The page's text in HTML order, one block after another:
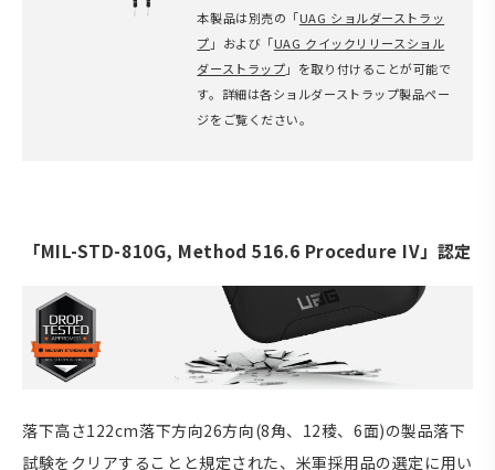
本製品は別売の「UAG ショルダーストラッ
プ 」および「UAG クイックリリースショル
ダーストラップ」を取り付けることが可能で
す。詳細は各ショルダーストラップ製品ペー
ジをご覧ください。
「MIL-STD-810G, Method 516.6 Procedure IV」認定
落下高さ122cm落下方向26方向(8角、12稜、6面)の製品落下
試験をクリアすることと規定された、米軍採用品の選定に用い